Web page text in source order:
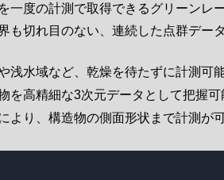
一度の計測で取得できるグリーンレ
も切れ目のない、連続した点群デー
浅水域など、乾燥を待たずに計測可
を高精細な3次元データとして把握可
より、構造物の側面形状まで計測が